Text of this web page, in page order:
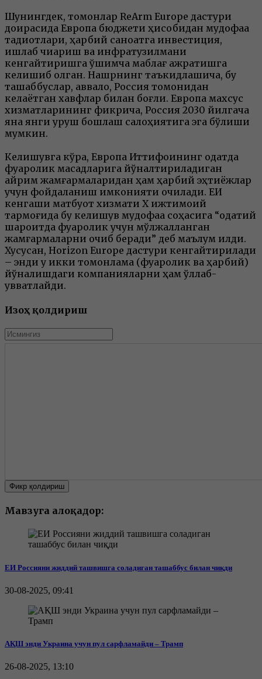
Шунингдек, томонлар ReArm Europe дастури
доирасида Европа бюджети ҳисобидан мудофаа
тадқиқотлари, ҳарбий саноатга инвестиция,
ишлаб чиқариш ва инфратузилмани
кенгайтиришга қўшимча маблағ ажратишга
келишиб олган. Нашрнинг таъкидлашича, бу
ташаббуслар, аввало, Россия томонидан
келаётган хавфлар билан боғлиқ. Европа махсус
хизматларининг фикрича, Россия 2030 йилгача
яна янги уруш бошлаш салоҳиятига эга бўлиши
мумкин.
Келишувга кўра, Европа Иттифоқининг одатда
фуқаролик мақсадларига йўналтириладиган
айрим жамғармаларидан ҳам ҳарбий эҳтиёжлар
учун фойдаланиш имконияти очилади. ЕИ
кенгаши матбуот хизмати Х ижтимоий
тармоғида бу келишув мудофаа соҳасига “одатий
шароитда фуқаролик учун мўлжалланган
жамғармаларни очиб беради” деб маълум қилди.
Хусусан, Horizon Europe дастури кенгайтирилади
– энди у икки томонлама (фуқаролик ва ҳарбий)
йўналишдаги компанияларни ҳам қўллаб-
қувватлайди.
Изоҳ қолдириш
Фикр қолдириш
Мавзуга алоқадор:
ЕИ Россияни жиддий ташвишга соладиган ташаббус билан чиқди
30-08-2025, 09:41
АҚШ энди Украина учун пул сарфламайди – Трамп
26-08-2025, 13:10